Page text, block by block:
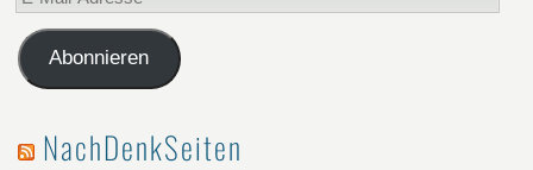
Mail-
AdresseAbonnieren
NachDenkSeiten